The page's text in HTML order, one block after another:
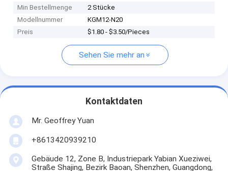
Min Bestellmenge
2 Stücke
Modellnummer
KGM12-N20
Preis
$1.80 - $3.50/Pieces
Sehen Sie mehr an
Kontaktdaten
Mr. Geoffrey Yuan
+8613420939210
Gebäude 12, Zone B, Industriepark Yabian Xueziwei,
Straße Shajing, Bezirk Baoan, Shenzhen, Guangdong,